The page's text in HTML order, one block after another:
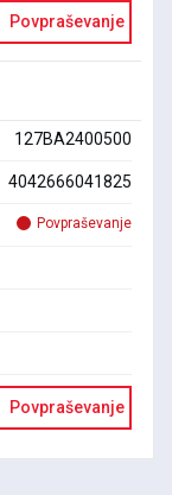
Povpraševanje
127BA2400500
4042666041825
Povpraševanje
Povpraševanje